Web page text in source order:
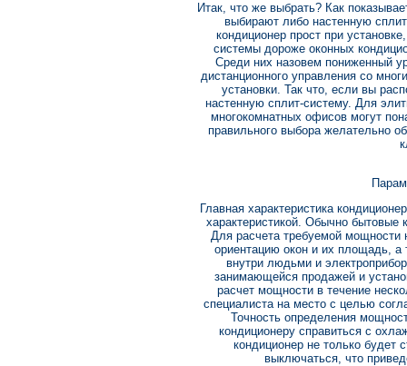
Итак, что же выбрать? Как
выбирают либо настенную
кондиционер прост при
системы дороже оконных
Среди них назовем пониженный
дистанционного управления со
установки. Так что, если вы
настенную сплит-систему. Для
многокомнатных офисов могут
правильного выбора желательно
Главная характеристика
характеристикой. Обычно
Для расчета требуемой
ориентацию окон и их площадь,
внутри людьми и
занимающейся продажей и
расчет мощности в течение
специалиста на место с целью
Точность определения
кондиционеру справиться с
кондиционер не только будет
выключаться, что